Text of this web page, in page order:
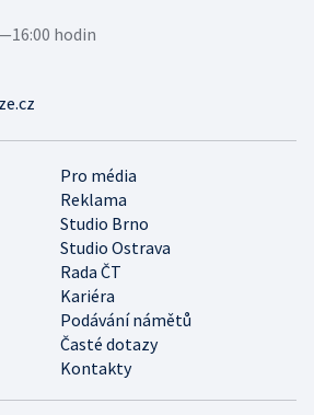
Pro média
Reklama
Studio Brno
Studio Ostrava
Rada ČT
Kariéra
Podávání námětů
Časté dotazy
Kontakty
hodin